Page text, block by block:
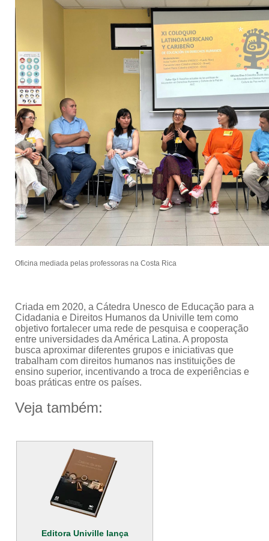
Oficina mediada pelas professoras na Costa Rica
Criada em 2020, a Cátedra Unesco de Educação para a
Cidadania e Direitos Humanos da Univille tem como
objetivo fortalecer uma rede de pesquisa e cooperação
entre universidades da América Latina. A proposta
busca aproximar diferentes grupos e iniciativas que
trabalham com direitos humanos nas instituições de
ensino superior, incentivando a troca de experiências e
boas práticas entre os países.
Veja também:
Editora Univille lança